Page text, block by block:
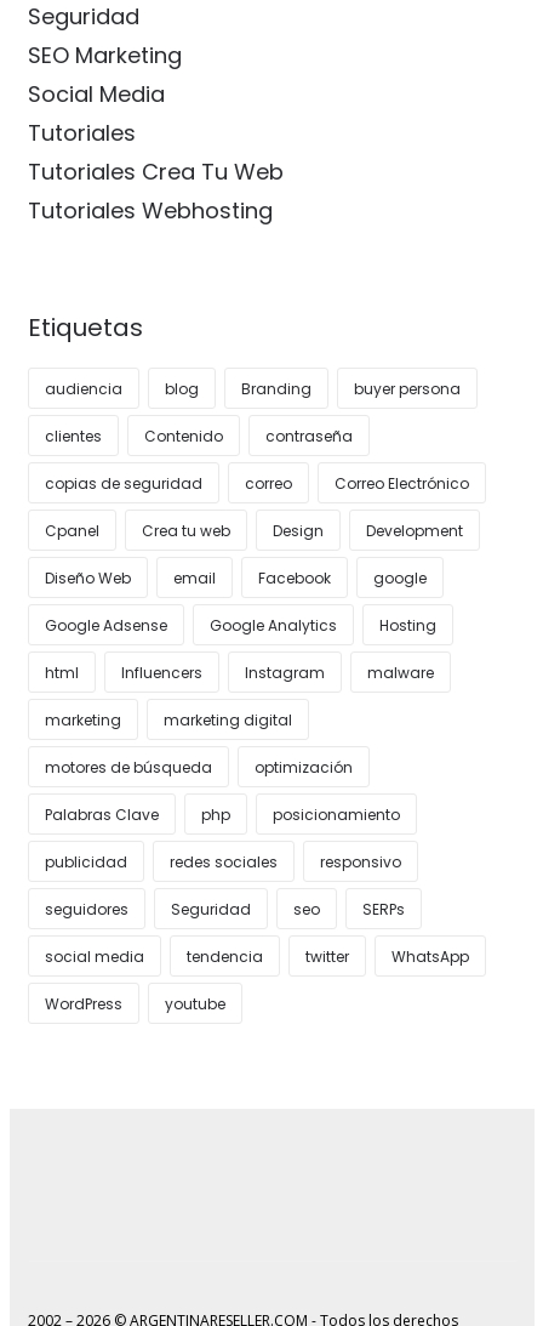
Seguridad
SEO Marketing
Social Media
Tutoriales
Tutoriales Crea Tu Web
Tutoriales Webhosting
Etiquetas
audiencia blog Branding buyer persona
clientes Contenido contraseña
copias de seguridad correo Correo Electrónico
Cpanel Crea tu web Design Development
Diseño Web email Facebook google
Google Adsense Google Analytics Hosting
html Influencers Instagram malware
marketing marketing digital
motores de búsqueda optimización
Palabras Clave php posicionamiento
publicidad redes sociales responsivo
seguidores Seguridad seo SERPs
social media tendencia twitter WhatsApp
WordPress youtube
2002 – 2026 © ARGENTINARESELLER.COM - Todos los derechos